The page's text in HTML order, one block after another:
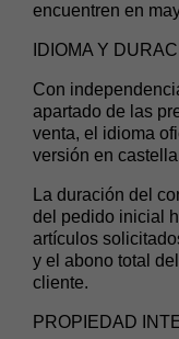
encuentren en
IDIOMA Y
Con
apartado de las
venta, el idioma
versión en
La duración del
del pedido inicial
artículos
y el abono total
cliente.
PROPIEDAD